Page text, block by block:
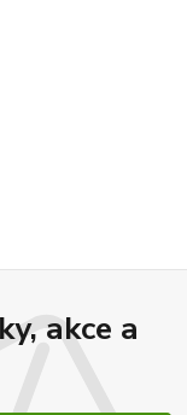
akce a